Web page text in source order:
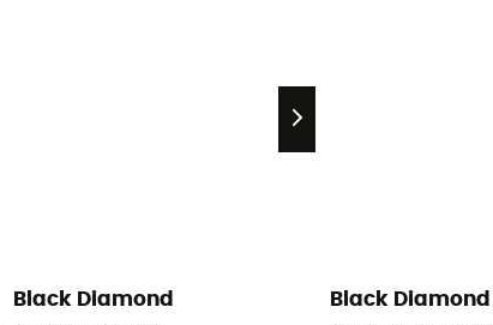
Black Diamond Black Diamond